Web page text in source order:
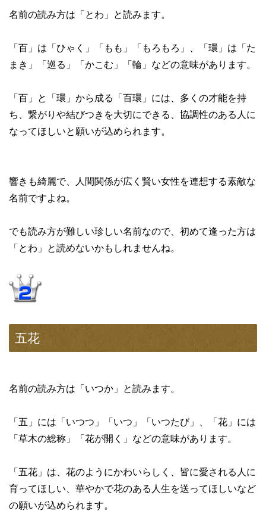
名前の読み方は「とわ」と読みます。
「百」は「ひゃく」「もも」「もろもろ」、「環」は「た
まき」「巡る」「かこむ」「輪」などの意味があります。
「百」と「環」から成る「百環」には、多くの才能を持
ち、繋がりや結びつきを大切にできる、協調性のある人に
なってほしいと願いが込められます。
響きも綺麗で、人間関係が広く賢い女性を連想する素敵な
名前ですよね。
でも読み方が難しい珍しい名前なので、初めて逢った方は
「とわ」と読めないかもしれませんね。
五花
名前の読み方は「いつか」と読みます。
「五」には「いつつ」「いつ」「いつたび」、「花」には
「草木の総称」「花が開く」などの意味があります。
「五花」は、花のようにかわいらしく、皆に愛される人に
育ってほしい、華やかで花のある人生を送ってほしいなど
の願いが込められます。